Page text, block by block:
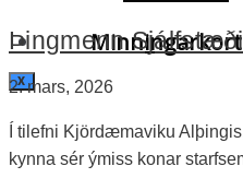
Minningarkort
X
Þingmenn
2. mars, 2026
Í tilefni Kjördæmaviku
kynna sér ýmiss konar